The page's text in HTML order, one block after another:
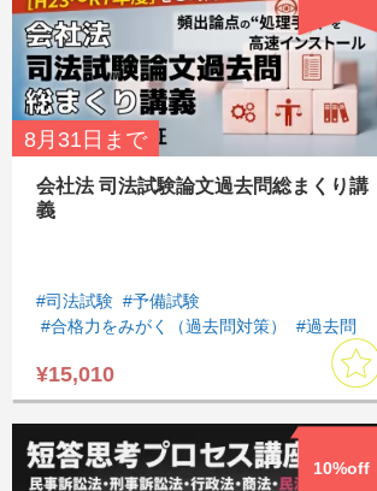
会社法 司法試験論文過去問総まくり講
義
#司法試験 #予備試験
#合格力をみがく（過去問対策）
#過去問
#まとめて集中して受講したい
#速習したい #短期間で全体を復習したい
#商法・会社法 #模試・過去問
#基本７科目 #司法試験過去問
¥15,010
8月31日 まで
10%off